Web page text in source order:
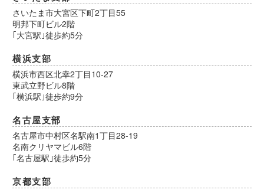
さいたま市大宮区下町2丁目55
明邦下町ビル2階
｢大宮駅｣徒歩約5分
横浜支部
横浜市西区北幸2丁目10-27
東武立野ビル8階
｢横浜駅｣徒歩約9分
名古屋支部
名古屋市中村区名駅南1丁目28-19
名南クリヤマビル6階
｢名古屋駅｣徒歩約5分
京都支部